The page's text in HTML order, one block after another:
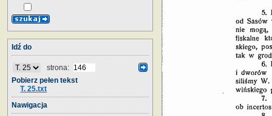
Idź do
strona:
Pobierz pełen tekst
T. 25.txt
Nawigacja